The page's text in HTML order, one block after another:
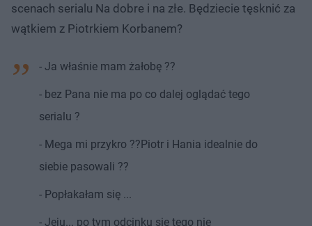
scenach serialu Na dobre i na złe. Będziecie tęsknić za
wątkiem z Piotrkiem Korbanem?
- Ja właśnie mam żałobę ??
- bez Pana nie ma po co dalej oglądać tego
serialu ?
- Mega mi przykro ??Piotr i Hania idealnie do
siebie pasowali ??
- Popłakałam się ...
- Jeju... po tym odcinku się tego nie